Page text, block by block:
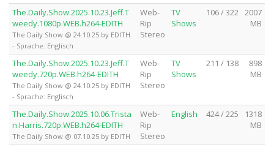
The.Daily.Show.2025.10.23.Jeff.T
weedy.1080p.WEB.h264-EDITH
The Daily Show @ 24.10.25 by EDITH
- Sprache: Englisch
Web-
Rip
Stereo
TV
Shows
106 / 322
2007
MB
The.Daily.Show.2025.10.23.Jeff.T
weedy.720p.WEB.h264-EDITH
The Daily Show @ 24.10.25 by EDITH
- Sprache: Englisch
Web-
Rip
Stereo
TV
Shows
211 / 138
898
MB
The.Daily.Show.2025.10.06.Trista
n.Harris.720p.WEB.h264-EDITH
The Daily Show @ 07.10.25 by EDITH
Web-
Rip
Stereo
English 424 / 225
1318
MB